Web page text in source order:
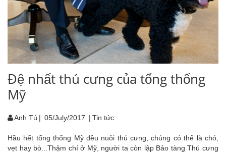
Đệ nhất thú cưng của tổng thống
Mỹ
Anh Tú | 05/July/2017 | Tin tức
Hầu hết tổng thống Mỹ đều nuôi thú cưng, chúng có thể là chó,
vẹt hay bò...Thậm chí ở Mỹ, người ta còn lập Bảo tàng Thú cưng